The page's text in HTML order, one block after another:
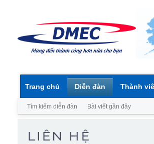
Trang chủ Diễn đàn
Tìm kiếm diễn đàn Bài viết gần đây
Thành